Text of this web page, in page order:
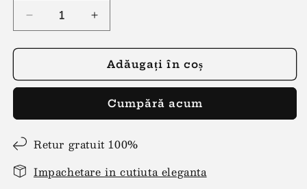
Reduceți
cantitatea
pentru
lungi
cerc
turcoaz-
auriu
Creșteți
cantitatea
pentru
Cercei
lungi
cerc
turcoaz-
auriu
Adăugați în coș
Cumpără acum
Retur gratuit 100%
Impachetare in cutiuta eleganta